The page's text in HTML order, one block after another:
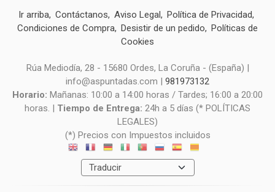
Ir arriba Contáctanos Aviso Legal
Política de Privacidad
Condiciones de Compra Desistir de un pedido
Políticas de
Cookies
Rúa Mediodía, 28 - 15680 Ordes, La Coruña - (España) |
info@aspuntadas.com | 981973132
Horario: Mañanas: 10:00 a 14:00 horas / Tardes; 16:00 a 20:00
horas. | Tiempo de Entrega: 24h a 5 días (* POLÍTICAS
LEGALES)
(*) Precios con Impuestos incluidos